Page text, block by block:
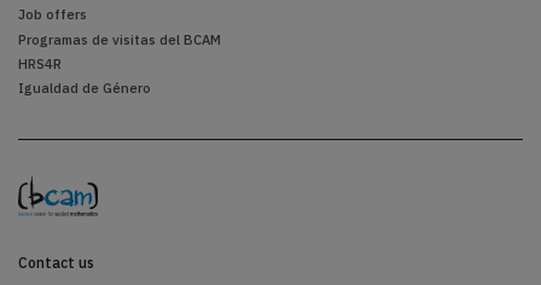
Job offers
Programas de visitas del BCAM
HRS4R
Igualdad de Género
Contact us